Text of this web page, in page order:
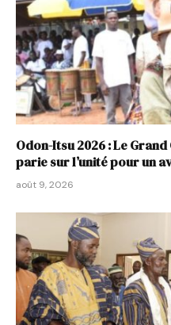
Odon-Itsu 2026 : Le
parie sur l’unité pour un
août 9, 2026